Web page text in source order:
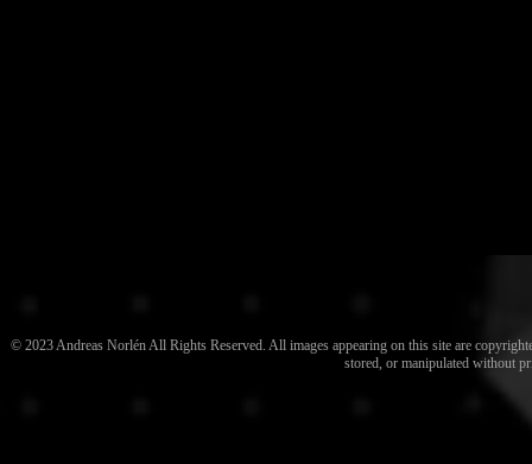
© 2023 Andreas Norlén All Rights Reserved. All images appearing on this site are
stored, or manipulated without